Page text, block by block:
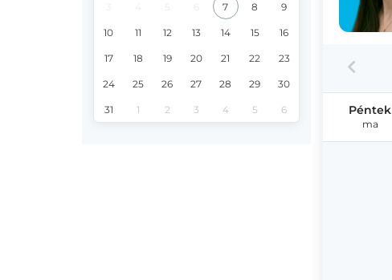
7 8 9
10 11 12 13 14 15 16
17 18 19 20 21 22 23
24 25 26 27 28 29 30
31 1 2 3 4 5 6 Péntek
ma